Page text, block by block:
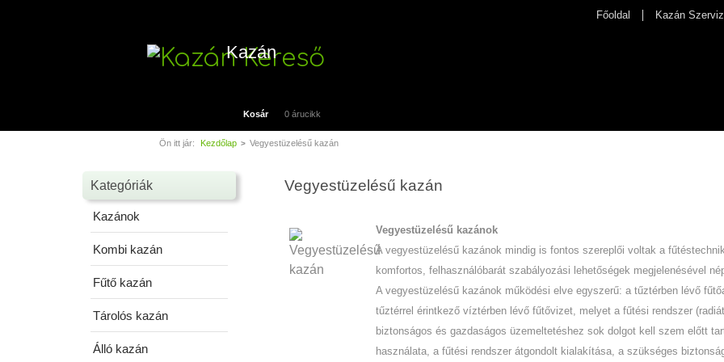
Kazán
Főoldal Kazán
Kosár 0 árucikk
Ön itt jár: Kezdőlap > Vegyestüzelésű kazán
Vegyestüzelésű kazán
Vegyestüzelésű kazánok
A vegyestüzelésű kazánok mindig is fontos szereplői voltak a
komfortos, felhasználóbarát szabályozási lehetőségek megjelenésével
A vegyestüzelésű kazánok működési elve egyszerű: a tűztérben lévő
tűztérrel érintkező víztérben lévő fűtővizet, melyet a fűtési rendszer
biztonságos és gazdaságos üzemeltetéshez sok dolgot kell szem előtt
használata, a fűtési rendszer átgondolt kialakítása, a szükséges
Kategóriák
Kazánok
Kombi kazán
Fűtő kazán
Tárolós kazán
Álló kazán